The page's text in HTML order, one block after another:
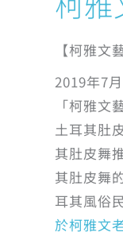
【柯雅文
2019年7
「柯雅文
土耳其肚
其肚皮舞
其肚皮舞
耳其風俗
於柯雅文